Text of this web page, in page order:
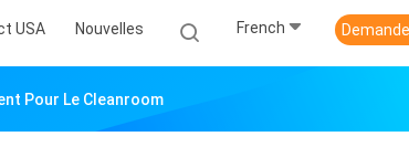
USA Nouvelles French
Pour Le Cleanroom